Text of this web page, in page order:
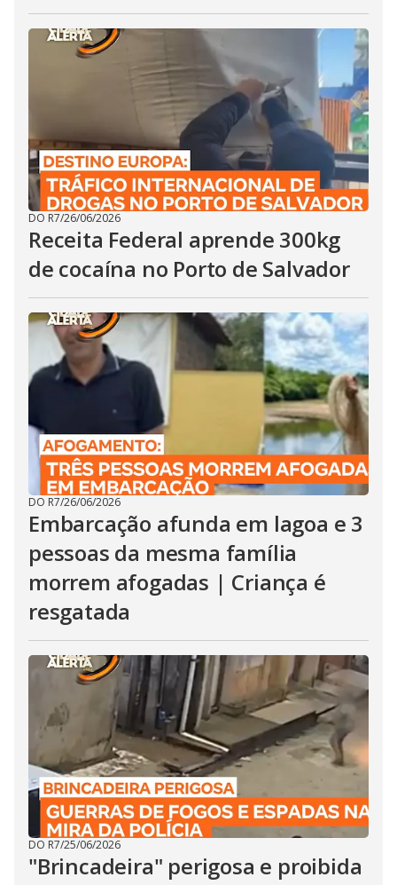
DO R7/26/06/2026
Receita Federal aprende 300kg
de cocaína no Porto de Salvador
DO R7/26/06/2026
Embarcação afunda em lagoa e 3
pessoas da mesma família
morrem afogadas | Criança é
resgatada
DO R7/25/06/2026
"Brincadeira" perigosa e proibida